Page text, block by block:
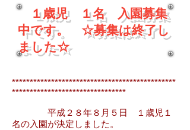
１歳児 １名 入園募集
中です。 ☆募集は終了し
ました☆
**********************************************
********************************
平成２８年８月５日 １歳児１
名の入園が決定しました。